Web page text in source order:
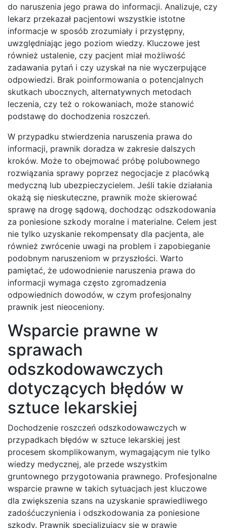
do naruszenia jego prawa do informacji. Analizuje, czy
lekarz przekazał pacjentowi wszystkie istotne
informacje w sposób zrozumiały i przystępny,
uwzględniając jego poziom wiedzy. Kluczowe jest
również ustalenie, czy pacjent miał możliwość
zadawania pytań i czy uzyskał na nie wyczerpujące
odpowiedzi. Brak poinformowania o potencjalnych
skutkach ubocznych, alternatywnych metodach
leczenia, czy też o rokowaniach, może stanowić
podstawę do dochodzenia roszczeń.
W przypadku stwierdzenia naruszenia prawa do
informacji, prawnik doradza w zakresie dalszych
kroków. Może to obejmować próbę polubownego
rozwiązania sprawy poprzez negocjacje z placówką
medyczną lub ubezpieczycielem. Jeśli takie działania
okażą się nieskuteczne, prawnik może skierować
sprawę na drogę sądową, dochodząc odszkodowania
za poniesione szkody moralne i materialne. Celem jest
nie tylko uzyskanie rekompensaty dla pacjenta, ale
również zwrócenie uwagi na problem i zapobieganie
podobnym naruszeniom w przyszłości. Warto
pamiętać, że udowodnienie naruszenia prawa do
informacji wymaga często zgromadzenia
odpowiednich dowodów, w czym profesjonalny
prawnik jest nieoceniony.
Wsparcie prawne w
sprawach
odszkodowawczych
dotyczących błędów w
sztuce lekarskiej
Dochodzenie roszczeń odszkodowawczych w
przypadkach błędów w sztuce lekarskiej jest
procesem skomplikowanym, wymagającym nie tylko
wiedzy medycznej, ale przede wszystkim
gruntownego przygotowania prawnego. Profesjonalne
wsparcie prawne w takich sytuacjach jest kluczowe
dla zwiększenia szans na uzyskanie sprawiedliwego
zadośćuczynienia i odszkodowania za poniesione
szkody. Prawnik specjalizujący się w prawie